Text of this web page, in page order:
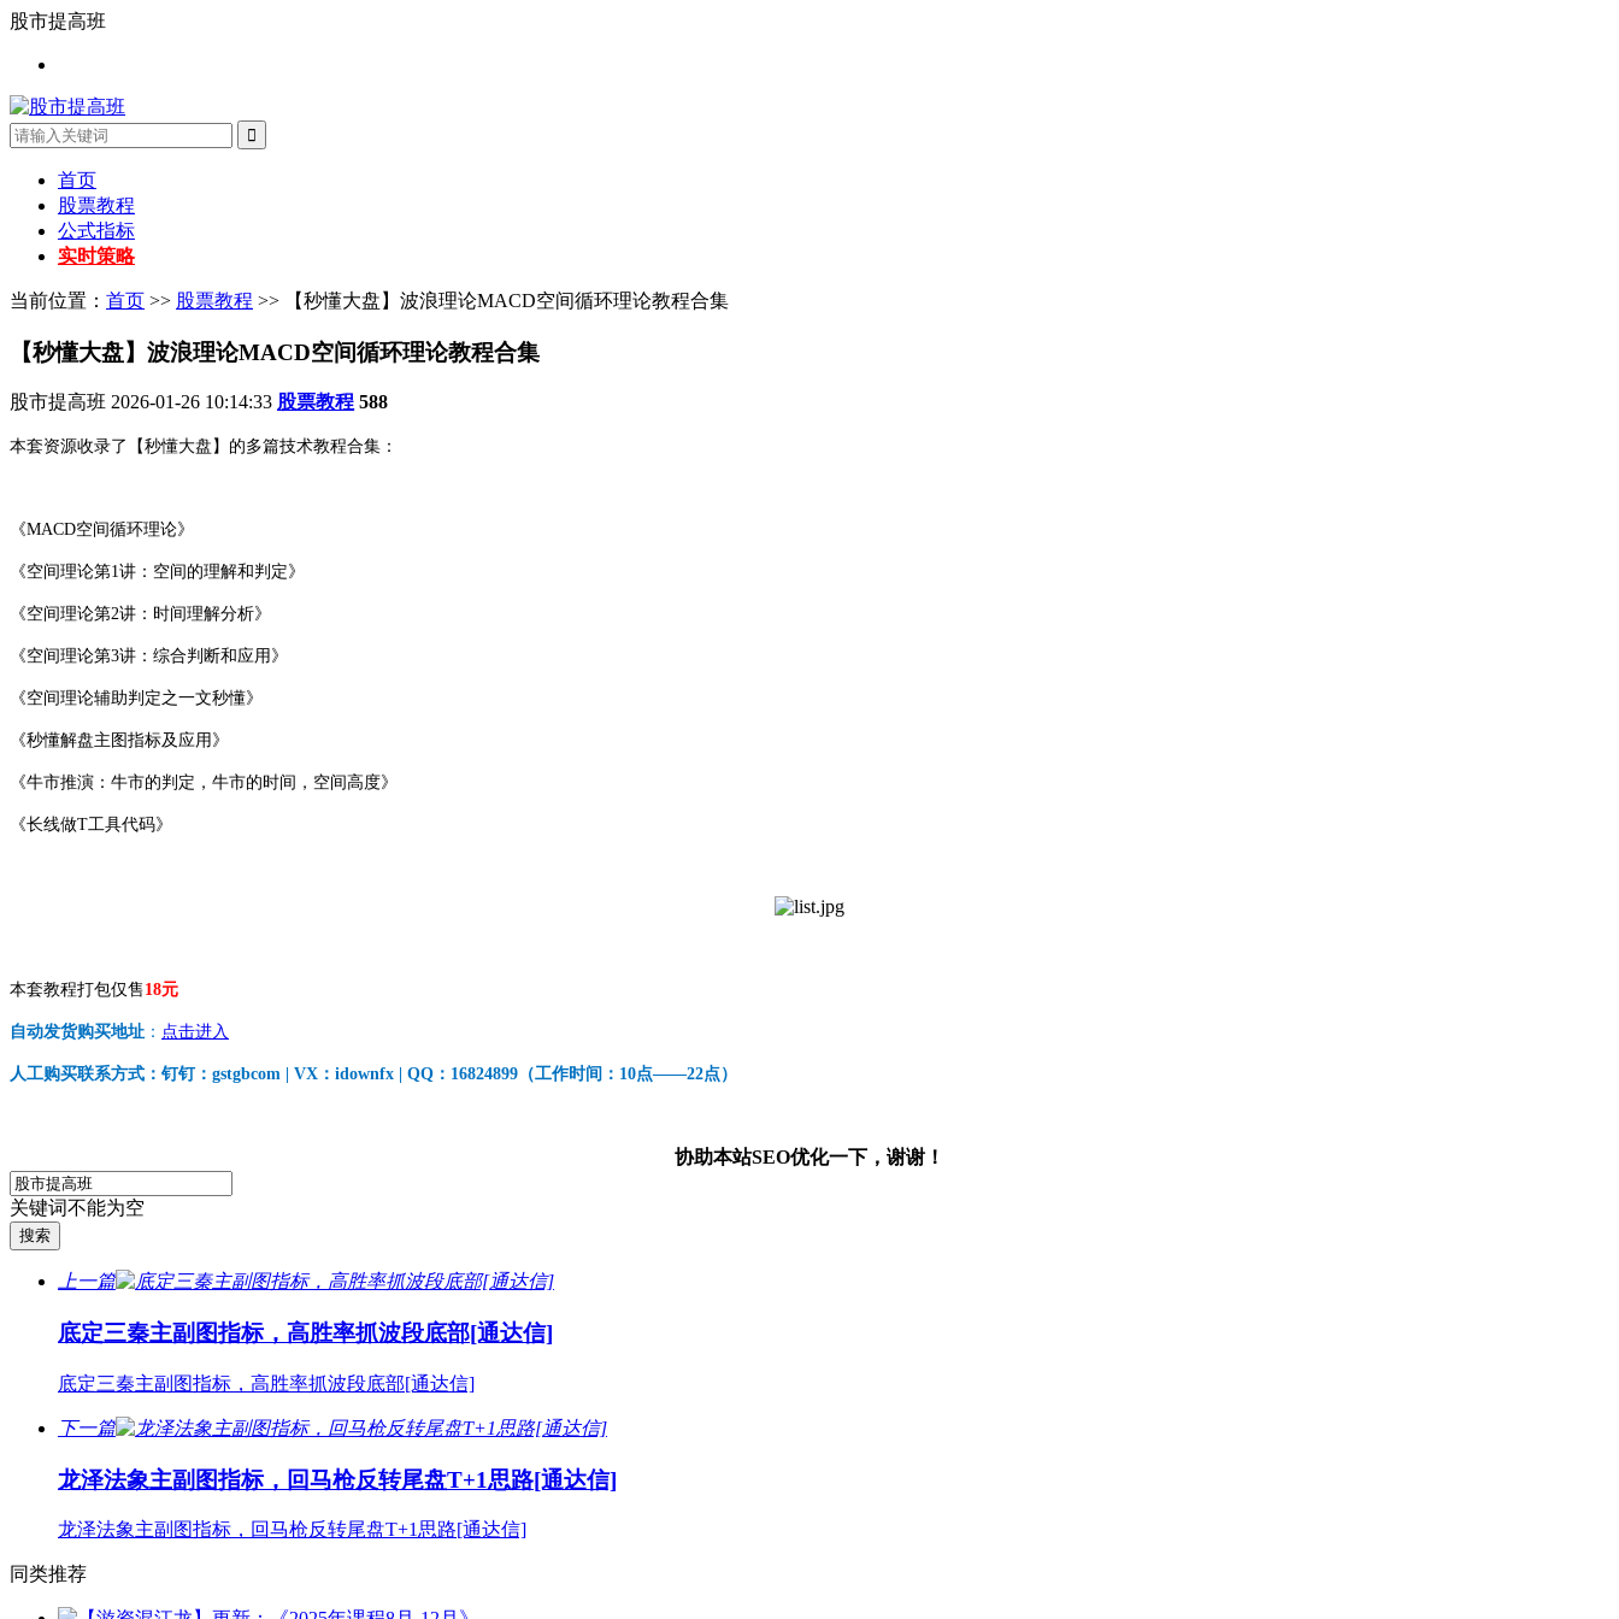
股市提高班
首页
股票教程
公式指标
实时策略
当前位置： 首页 >> 股票教程 >> 【秒懂大盘】波浪理论MACD空间循环理论教程合集
【秒懂大盘】波浪理论MACD空间循环理论教程合集
股市提高班 2026-01-26 10:14:33 股票教程 588
本套资源收录了【秒懂大盘】的多篇技术教程合集：
《MACD空间循环理论》
《空间理论第1讲：空间的理解和判定》
《空间理论第2讲：时间理解分析》
《空间理论第3讲：综合判断和应用》
《空间理论辅助判定之一文秒懂》
《秒懂解盘主图指标及应用》
《牛市推演：牛市的判定，牛市的时间，空间高度》
《长线做T工具代码》
本套教程打包仅售18元
自动发货购买地址 ： 点击进入
人工购买联系方式：钉钉：gstgbcom | VX：idownfx | QQ：16824899（工作时间：10点——22点）
协助本站SEO优化一下，谢谢！
关键词不能为空
上一篇
底定三秦主副图指标，高胜率抓波段底部[通达信]
底定三秦主副图指标，高胜率抓波段底部[通达信]
下一篇
龙泽法象主副图指标，回马枪反转尾盘T+1思路[通达信]
龙泽法象主副图指标，回马枪反转尾盘T+1思路[通达信]
同类推荐